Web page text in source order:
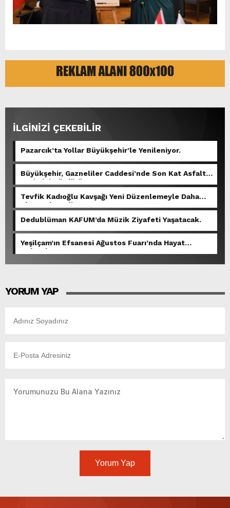
İLGİNİZİ ÇEKEBİLİR
Pazarcık’ta Yollar Büyükşehir’le Yenileniyor.
Büyükşehir, Gazneliler Caddesi’nde Son Kat Asfalt
Serimini Sürdürüyor.
Tevfik Kadıoğlu Kavşağı Yeni Düzenlemeyle Daha
Akıcı Hale Geliyor.
Dedublüman KAFUM’da Müzik Ziyafeti Yaşatacak.
Yeşilçam’ın Efsanesi Ağustos Fuarı’nda Hayat
Bulacak
YORUM YAP
Yorum Yap